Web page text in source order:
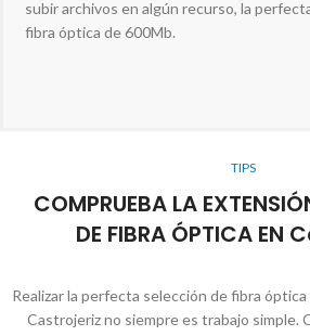
subir archivos en algún recurso, la
fibra óptica de 600Mb.
TIPS
COMPRUEBA LA
DE FIBRA ÓPTICA EN
Realizar la perfecta selección de fibra
Castrojeriz no siempre es trabajo simple.